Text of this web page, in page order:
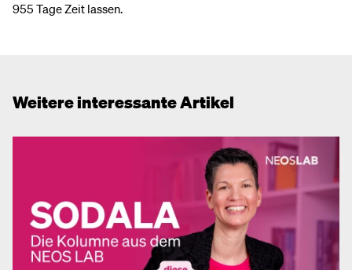
955 Tage Zeit lassen.
Weitere interessante Artikel